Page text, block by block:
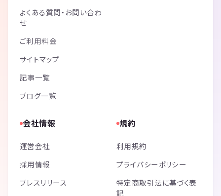
よくある質問・お問い合わ
せ
ご利用料金
サイトマップ
記事一覧
ブログ一覧
会社情報
運営会社
採用情報
プレスリリース
規約
利用規約
プライバシーポリシー
特定商取引法に基づく表
記